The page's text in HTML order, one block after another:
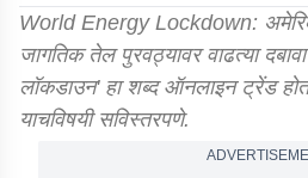
World Energy Lockdown:
जागतिक तेल पुरवठ्यावर वाढत्या
लॉकडाउन' हा शब्द ऑनलाइन ट्रेंड
याचविषयी सविस्तरपणे.